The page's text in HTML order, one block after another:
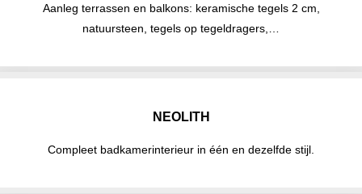
Aanleg terrassen en balkons: keramische tegels 2 cm,
natuursteen, tegels op tegeldragers,…
NEOLITH
Compleet badkamerinterieur in één en dezelfde stijl.